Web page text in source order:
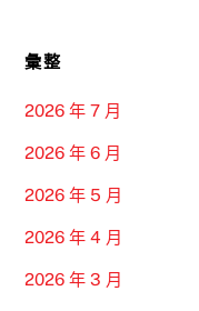
彙整
2026 年 7 月
2026 年 6 月
2026 年 5 月
2026 年 4 月
2026 年 3 月